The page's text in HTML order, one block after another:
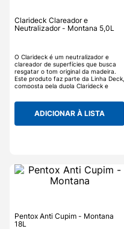
Clarideck Clareador e
Neutralizador - Montana 5,0L
O Clarideck é um neutralizador e
clareador de superfícies que busca
resgatar o tom original da madeira.
Este produto faz parte da Linha Deck,
composta pela dupla Clarideck e
rapidez e segurança na preparação e
limpeza de superfícies de madeira
para receberem novo acabamento.
ADICIONAR À LISTA
Pentox Anti Cupim - Montana
18L